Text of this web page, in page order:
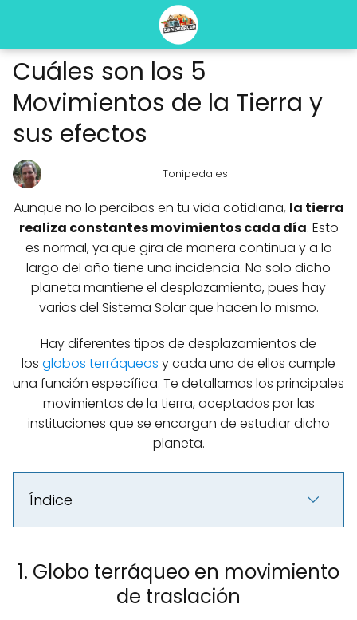
Cuáles son los 5
Movimientos de la Tierra y
sus efectos
Tonipedales
Aunque no lo percibas en tu vida cotidiana, la tierra
realiza constantes movimientos cada día. Esto
es normal, ya que gira de manera continua y a lo
largo del año tiene una incidencia. No solo dicho
planeta mantiene el desplazamiento, pues hay
varios del Sistema Solar que hacen lo mismo.
Hay diferentes tipos de desplazamientos de
los globos terráqueos y cada uno de ellos cumple
una función específica. Te detallamos los principales
movimientos de la tierra, aceptados por las
instituciones que se encargan de estudiar dicho
planeta.
Índice
1. Globo terráqueo en movimiento
de traslación